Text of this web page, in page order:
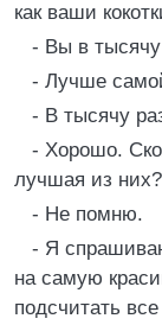
как ваши
- Вы в
- Лучше
- В тысячу
- Хорошо.
лучшая из них?
- Не помню.
- Я
на самую
подсчитать